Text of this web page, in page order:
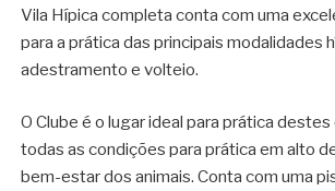
Vila Hípica completa conta com uma
para a prática das principais modalidades
adestramento e volteio.
O Clube é o lugar ideal para prática
todas as condições para prática em alto
bem-estar dos animais. Conta com uma